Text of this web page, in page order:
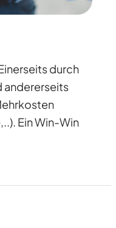
durch
andererseits
Ein Win-Win